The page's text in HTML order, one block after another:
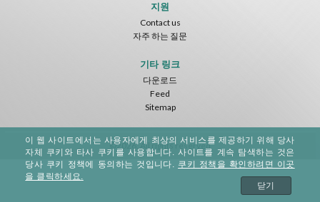
지원
Contact us
자주 하는 질문
기타 링크
다운로드
Feed
Sitemap
©2026. All rights reserved
이 웹 사이트에서는 사용자에게 최상의 서비스를 제공하기 위해 당사
자체 쿠키와 타사 쿠키를 사용합니다. 사이트를 계속 탐색하는 것은
당사 쿠키 정책에 동의하는 것입니다. 쿠키 정책을 확인하려면 이곳
을 클릭하세요.
닫기